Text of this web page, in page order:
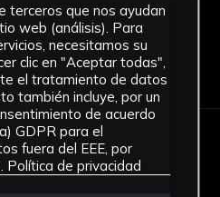
Ficha
terceros que nos ayudan
web (análisis). Para
necesitamos su
clic en "Aceptar todas",
el tratamiento de datos
también incluye, por un
de acuerdo
GDPR para el
fuera del EEE, por
Política de privacidad